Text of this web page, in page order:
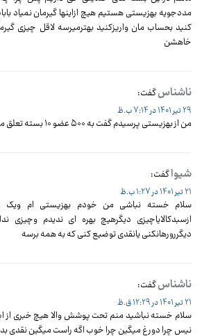
مددجویه بهزیستی هستیم هیچ ازاینها گیرمان نمیاد
کنید بحساب مان واریزکنید بهترمیرسه لاقل چیزی
خاهشن
ناشناسگفت:
29 تیر 1401 در 7:14 ب.ظ
من از بهزیستی پرسیدم گفت به ۵۰۰ عضو ۱۰ بسته تعلق میگیره آخه این چه عدالتیه
شیواگفت:
21 تیر 1401 در 1:27 ب.ظ
سلام خسته نباشی من خودم بهزیستی ام ویک
ازسبدکالایاچیزی دیگرهیچ بهره ای ندیدم وچیزی
دیگررورهانکنی یانقدی توضیع کنی که به همه برسه
ناشناسگفت:
21 تیر 1401 در 12:29 ق.ظ
سلام خسته نباشید منم تحت پوشش والا هیچ خبری از
نیس چرا دورغ میگین چرا خوب اگه راست میگین نقدی